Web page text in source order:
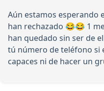
Aún estamos esperando
han rechazado 😂😂 1
han quedado sin ser de
tú número de teléfono si
capaces ni de hacer un